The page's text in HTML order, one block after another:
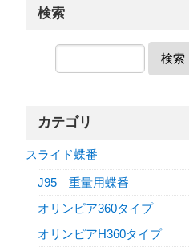
検索
検索
カテゴリ
スライド蝶番
J95 重量用蝶番
オリンピア360タイプ
オリンピアH360タイプ